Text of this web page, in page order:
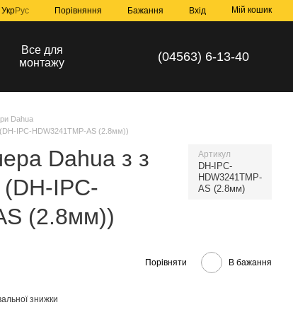
УкрРус Порівняння Бажання Вхід Мій кошик
Все для
монтажу
(04563) 6-13-40
Dahua
IPC-HDW3241TMP-AS (2.8мм))
Dahua з з
IPC-
(2.8мм))
Артикул
DH-IPC-
HDW3241TMP-
AS (2.8мм)
Порівняти В бажання
знижки